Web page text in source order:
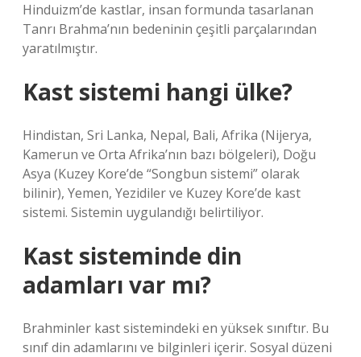
Hinduizm’de kastlar, insan formunda tasarlanan
Tanrı Brahma’nın bedeninin çeşitli parçalarından
yaratılmıştır.
Kast sistemi hangi ülke?
Hindistan, Sri Lanka, Nepal, Bali, Afrika (Nijerya,
Kamerun ve Orta Afrika’nın bazı bölgeleri), Doğu
Asya (Kuzey Kore’de “Songbun sistemi” olarak
bilinir), Yemen, Yezidiler ve Kuzey Kore’de kast
sistemi. Sistemin uygulandığı belirtiliyor.
Kast sisteminde din
adamları var mı?
Brahminler kast sistemindeki en yüksek sınıftır. Bu
sınıf din adamlarını ve bilginleri içerir. Sosyal düzeni